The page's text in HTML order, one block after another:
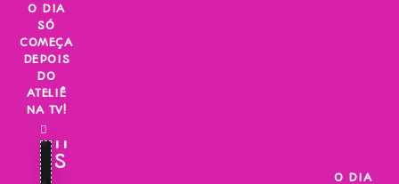
Skip
content
O DIA
SÓ
COMEÇA
DEPOIS
DO
ATELIÊ
NA TV!
INSCREVA-
SE!
O DIA